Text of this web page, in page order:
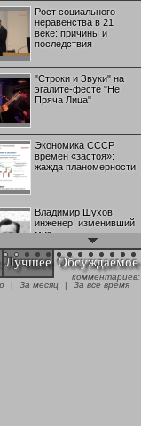
Рост социального
неравенства в 21
веке: причины и
последствия
"Строки и Звуки" на
эгалите-фесте "Не
Пряча Лица"
Экономика СССР
времен «застоя»:
жажда планомерности
Владимир Шухов:
инженер, изменивший
мир
"Аркадий Коц" на
эгалите-фесте "Не
Лучшее Обсуждаемое
комментариев:
| За месяц | За все время